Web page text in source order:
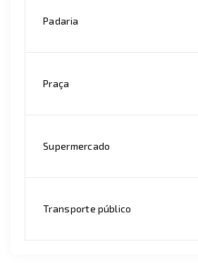
Padaria
Praça
Supermercado
Transporte público